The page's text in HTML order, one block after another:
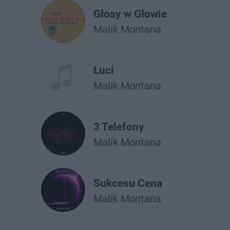
Głosy w Głowie
Malik Montana
Luci
Malik Montana
3 Telefony
Malik Montana
Sukcesu Cena
Malik Montana